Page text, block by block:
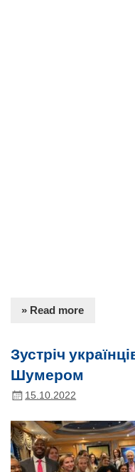
» Read more
Зустріч
Шумером
15.10.2022